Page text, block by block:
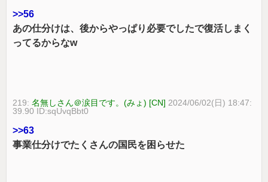
>>56
あの仕分けは、後からやっぱり必要でしたで復活しまく
ってるからなw
219:名無しさん＠涙目です。(みょ) [CN] 2024/06/02(日) 18:47:
39.90 ID:sqUvqBbt0
>>63
事業仕分けでたくさんの国民を困らせた